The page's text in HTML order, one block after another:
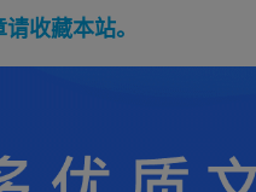
收藏本站。